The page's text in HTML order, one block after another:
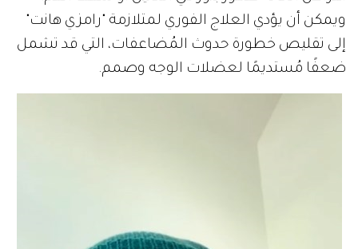
ويمكن أن يؤدي العلاج الفوري لمتلازمة "رامزي هانت"
إلى تقليص خطورة حدوث المُضاعفات، التي قد تشمل
ضعفًا مُستديمًا لعضلات الوجه وصمم.